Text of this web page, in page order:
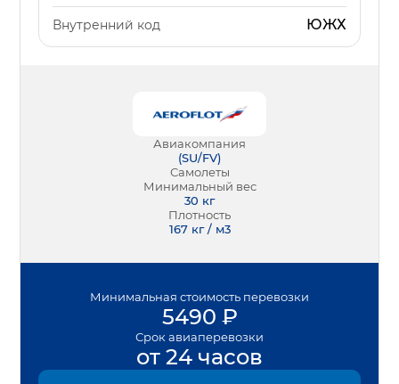
Внутренний код ЮЖХ
Авиакомпания
(SU/FV)
Самолеты
Минимальный вес
30 кг
Плотность
167 кг / м3
Минимальная стоимость перевозки
5490 ₽
Срок авиаперевозки
от 24 часов